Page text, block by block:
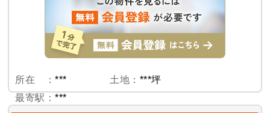
所在 ：***
最寄駅：***
土地： ***坪